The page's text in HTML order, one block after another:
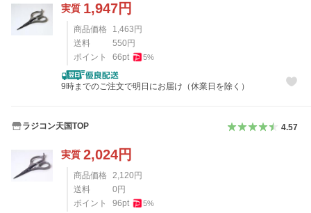
実質 1,947円
商品価格 1,463 円
送料
550 円
ポイント
66pt 5%
9時までのご注文で明日にお届け（休業日を除く）
ラジコン天国TOP 4.57
実質 2,024円
商品価格 2,120円
送料
0円
ポイント
96pt 5%